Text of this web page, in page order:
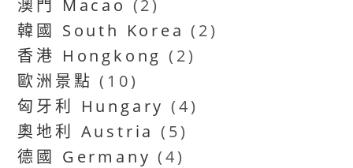
澳門 Macao (2)
韓國 South Korea (2)
香港 Hongkong (2)
歐洲景點 (10)
匈牙利 Hungary (4)
奧地利 Austria (5)
德國 Germany (4)